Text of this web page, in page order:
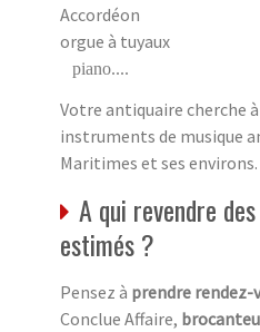
Accordéon
orgue à tuyaux
piano....
Votre antiquaire cherche
instruments de musique
Maritimes et ses environs.
A qui revendre
estimés ?
Pensez à prendre rendez-
Conclue Affaire,